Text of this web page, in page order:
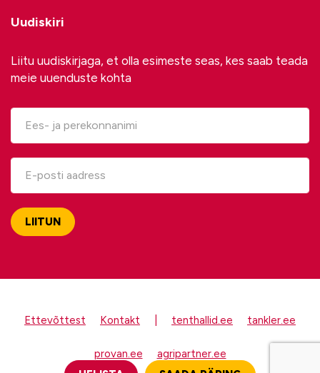
Uudiskiri
Liitu uudiskirjaga, et olla esimeste seas, kes saab teada
meie uuenduste kohta
Ettevõttest Kontakt tenthallid.ee tankler.ee
provan.ee
agripartner.ee